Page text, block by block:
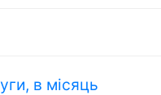
в місяць